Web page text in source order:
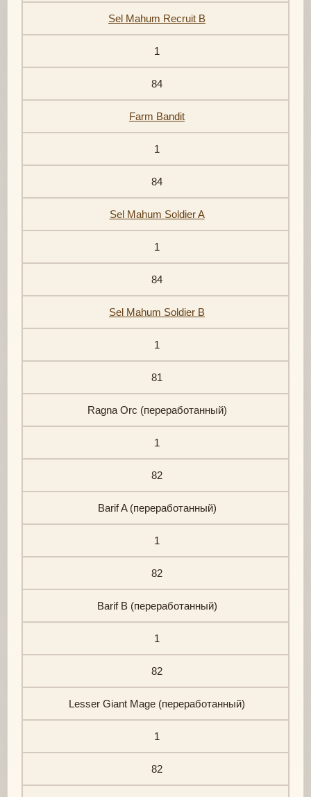
Sel Mahum Recruit B
1
84
Farm Bandit
1
84
Sel Mahum Soldier A
1
84
Sel Mahum Soldier B
1
81
Ragna Orc (переработанный)
1
82
Barif A (переработанный)
1
82
Barif B (переработанный)
1
82
Lesser Giant Mage (переработанный)
1
82